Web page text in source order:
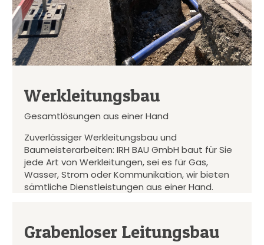
Werkleitungsbau
Gesamtlösungen aus einer Hand
Zuverlässiger Werkleitungsbau und
Baumeisterarbeiten: IRH BAU GmbH baut für Sie
jede Art von Werkleitungen, sei es für Gas,
Wasser, Strom oder Kommunikation, wir bieten
sämtliche Dienstleistungen aus einer Hand.
Grabenloser Leitungsbau